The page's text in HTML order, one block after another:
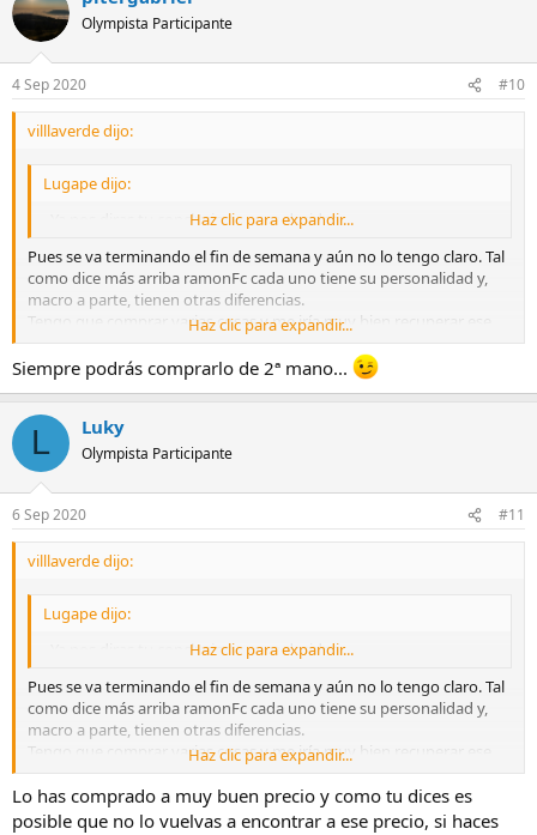
Olympista Participante
4 Sep 2020 #10
villlaverde dijo:
Lugape dijo:
Ya nos diras tu conclusion, y que decides.
Haz clic para expandir...
Pues se va terminando el fin de semana y aún no lo tengo claro. Tal
como dice más arriba ramonFc cada uno tiene su personalidad y,
macro a parte, tienen otras diferencias.
Tengo que comprar varias cosas y me iría muy bien recuperar ese
dinero. Si me hubiera costado entre 900 y 1000€ lo devolvería sin
pensarlo para comprarlo más adelante pero me costó algo menos
de 600€ y no sé si volverá a estar a ese precio en unos meses.
Haz clic para expandir...
Siempre podrás comprarlo de 2ª mano...
L Luky
Olympista Participante
6 Sep 2020 #11
villlaverde dijo:
Lugape dijo:
Ya nos diras tu conclusion, y que decides.
Haz clic para expandir...
Pues se va terminando el fin de semana y aún no lo tengo claro. Tal
como dice más arriba ramonFc cada uno tiene su personalidad y,
macro a parte, tienen otras diferencias.
Tengo que comprar varias cosas y me iría muy bien recuperar ese
dinero. Si me hubiera costado entre 900 y 1000€ lo devolvería sin
pensarlo para comprarlo más adelante pero me costó algo menos
de 600€ y no sé si volverá a estar a ese precio en unos meses.
Haz clic para expandir...
Lo has comprado a muy buen precio y como tu dices es
posible que no lo vuelvas a encontrar a ese precio, si haces